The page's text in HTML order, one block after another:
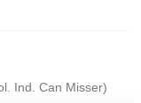
Ind. Can Misser)